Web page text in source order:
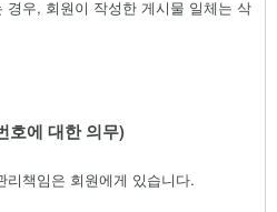
경우, 회원이 작성한 게시물 일체는 삭
호에 대한 의무)
리책임은 회원에게 있습니다.